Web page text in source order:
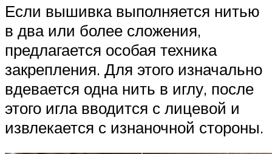
Если вышивка выполняется нитью
в два или более сложения,
предлагается особая техника
закрепления. Для этого изначально
вдевается одна нить в иглу, после
этого игла вводится с лицевой и
извлекается с изнаночной стороны.